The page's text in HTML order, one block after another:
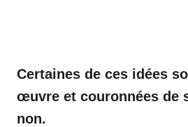
Certaines de ces idées
œuvre et couronnées de
non.